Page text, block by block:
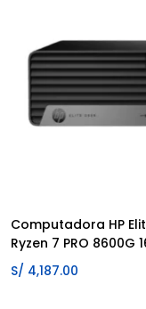
Computadora HP
Ryzen 7 PRO 8600G
S/ 4,187.00